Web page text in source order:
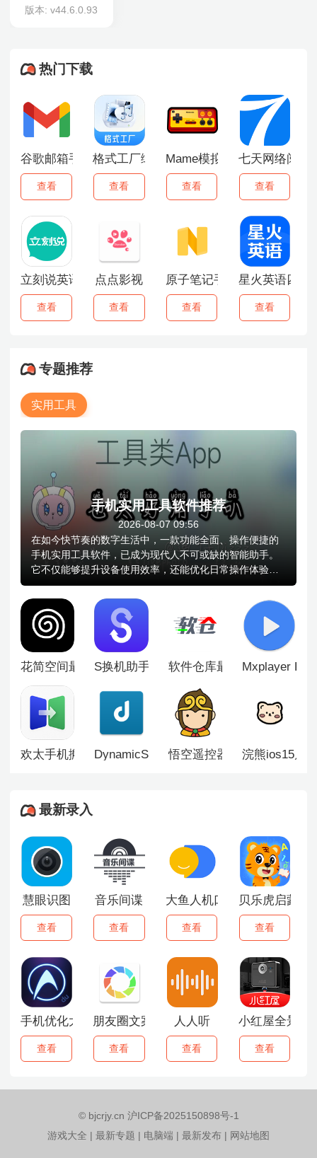
版本: v44.6.0.93
热门下载
谷歌邮箱手机版
查看
格式工厂绿色版
查看
Mame模拟器
查看
七天网络阅卷
查看
立刻说英语
查看
点点影视
查看
原子笔记手机版
查看
星火英语四级
查看
专题推荐
实用工具
手机实用工具软件推荐
2026-08-07 09:56
在如今快节奏的数字生活中，一款功能全面、操作便捷的
手机实用工具软件，已成为现代人不可或缺的智能助手。
它不仅能够提升设备使用效率，还能优化日常操作体验，
让手机真正成为生活与工作的得力伙伴，小编带来的手机
实用工具软件大全集文件管理、系统优化、权限控制、数
据备份与恢复、应用管理等多项核心功能于一体，专为追
求高效与便捷的用户打造。其界面设计简洁直观，功能分
类清晰，操作逻辑流畅，无论是新手还是资深用户，都能
轻松上手。
花简空间最新版S换机助手安卓版软件仓库最新版Mxplayer Pro
欢太手机搬家最新版DynamicSpot灵动岛悟空遥控器旧版本浣熊ios15启
最新录入
慧眼识图
查看
音乐间谍
查看
大鱼人机口语
查看
贝乐虎启蒙
查看
手机优化大师
查看
朋友圈文案助手
查看
人人听
查看
小红屋全景相
查看
© bjcrjy.cn 沪ICP备2025150898号-1
游戏大全 | 最新专题 | 电脑端 | 最新发布 | 网站地图